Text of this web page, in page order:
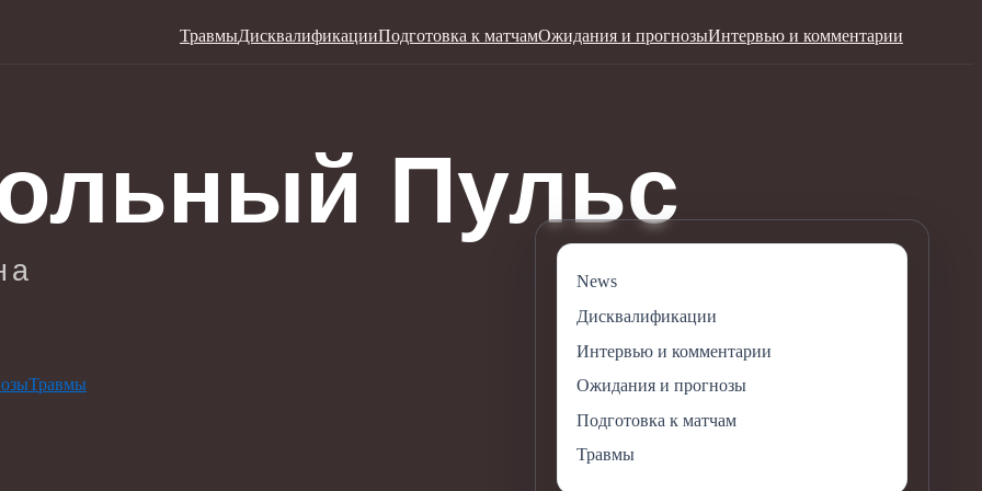
ТравмыДисквалификацииПодготовка к матчамОжидания и прогнозыИнтервью и комментарии
Травмы
News
Дисквалификации
Интервью и комментарии
Ожидания и прогнозы
Подготовка к матчам
Травмы